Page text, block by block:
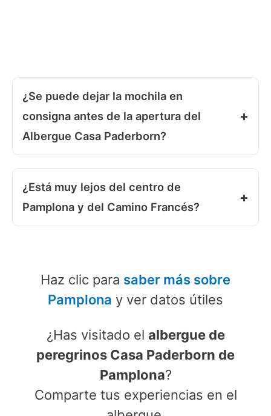
¿Se puede dejar la mochila en
consigna antes de la apertura del
Albergue Casa Paderborn?
¿Está muy lejos del centro de
Pamplona y del Camino Francés?
Haz clic para saber más sobre
Pamplona y ver datos útiles
¿Has visitado el albergue de
peregrinos Casa Paderborn de
Pamplona?
Comparte tus experiencias en el